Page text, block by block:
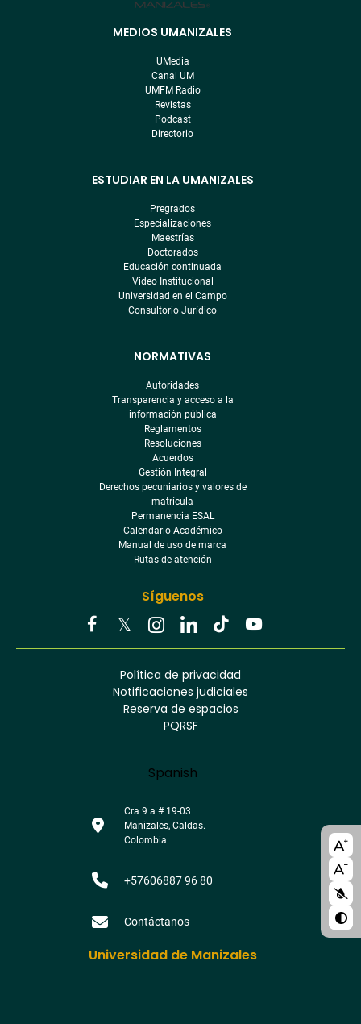
A11y
Síguenos
TwitterInstagramLinkedinTiktokYoutube
MEDIOS UMANIZALES
UMedia
Canal UM
UMFM Radio
Revistas
Podcast
Directorio
ESTUDIAR EN LA UMANIZALES
Pregrados
Especializaciones
Maestrías
Doctorados
Educación continuada
Video Institucional
Universidad en el Campo
Consultorio Jurídico
NORMATIVAS
Autoridades
Transparencia y acceso a la
información pública
Reglamentos
Resoluciones
Acuerdos
Gestión Integral
Derechos pecuniarios y valores de
matrícula
Permanencia ESAL
Calendario Académico
Manual de uso de marca
Rutas de atención
Política de privacidad
Notificaciones judiciales
Reserva de espacios
PQRSF
Language
Spanish
Cra 9 a # 19-03
Manizales, Caldas.
Colombia
+57606887 96 80
Contáctanos
Universidad de Manizales